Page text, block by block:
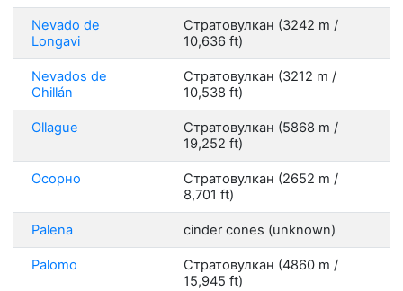
Nevado de
Longavi
Стратовулкан (3242 m /
10,636 ft)
Nevados de
Chillán
Стратовулкан (3212 m /
10,538 ft)
Ollague
Стратовулкан (5868 m /
19,252 ft)
Осорно
Стратовулкан (2652 m /
8,701 ft)
Palena cinder cones (unknown)
Palomo
Стратовулкан (4860 m /
15,945 ft)